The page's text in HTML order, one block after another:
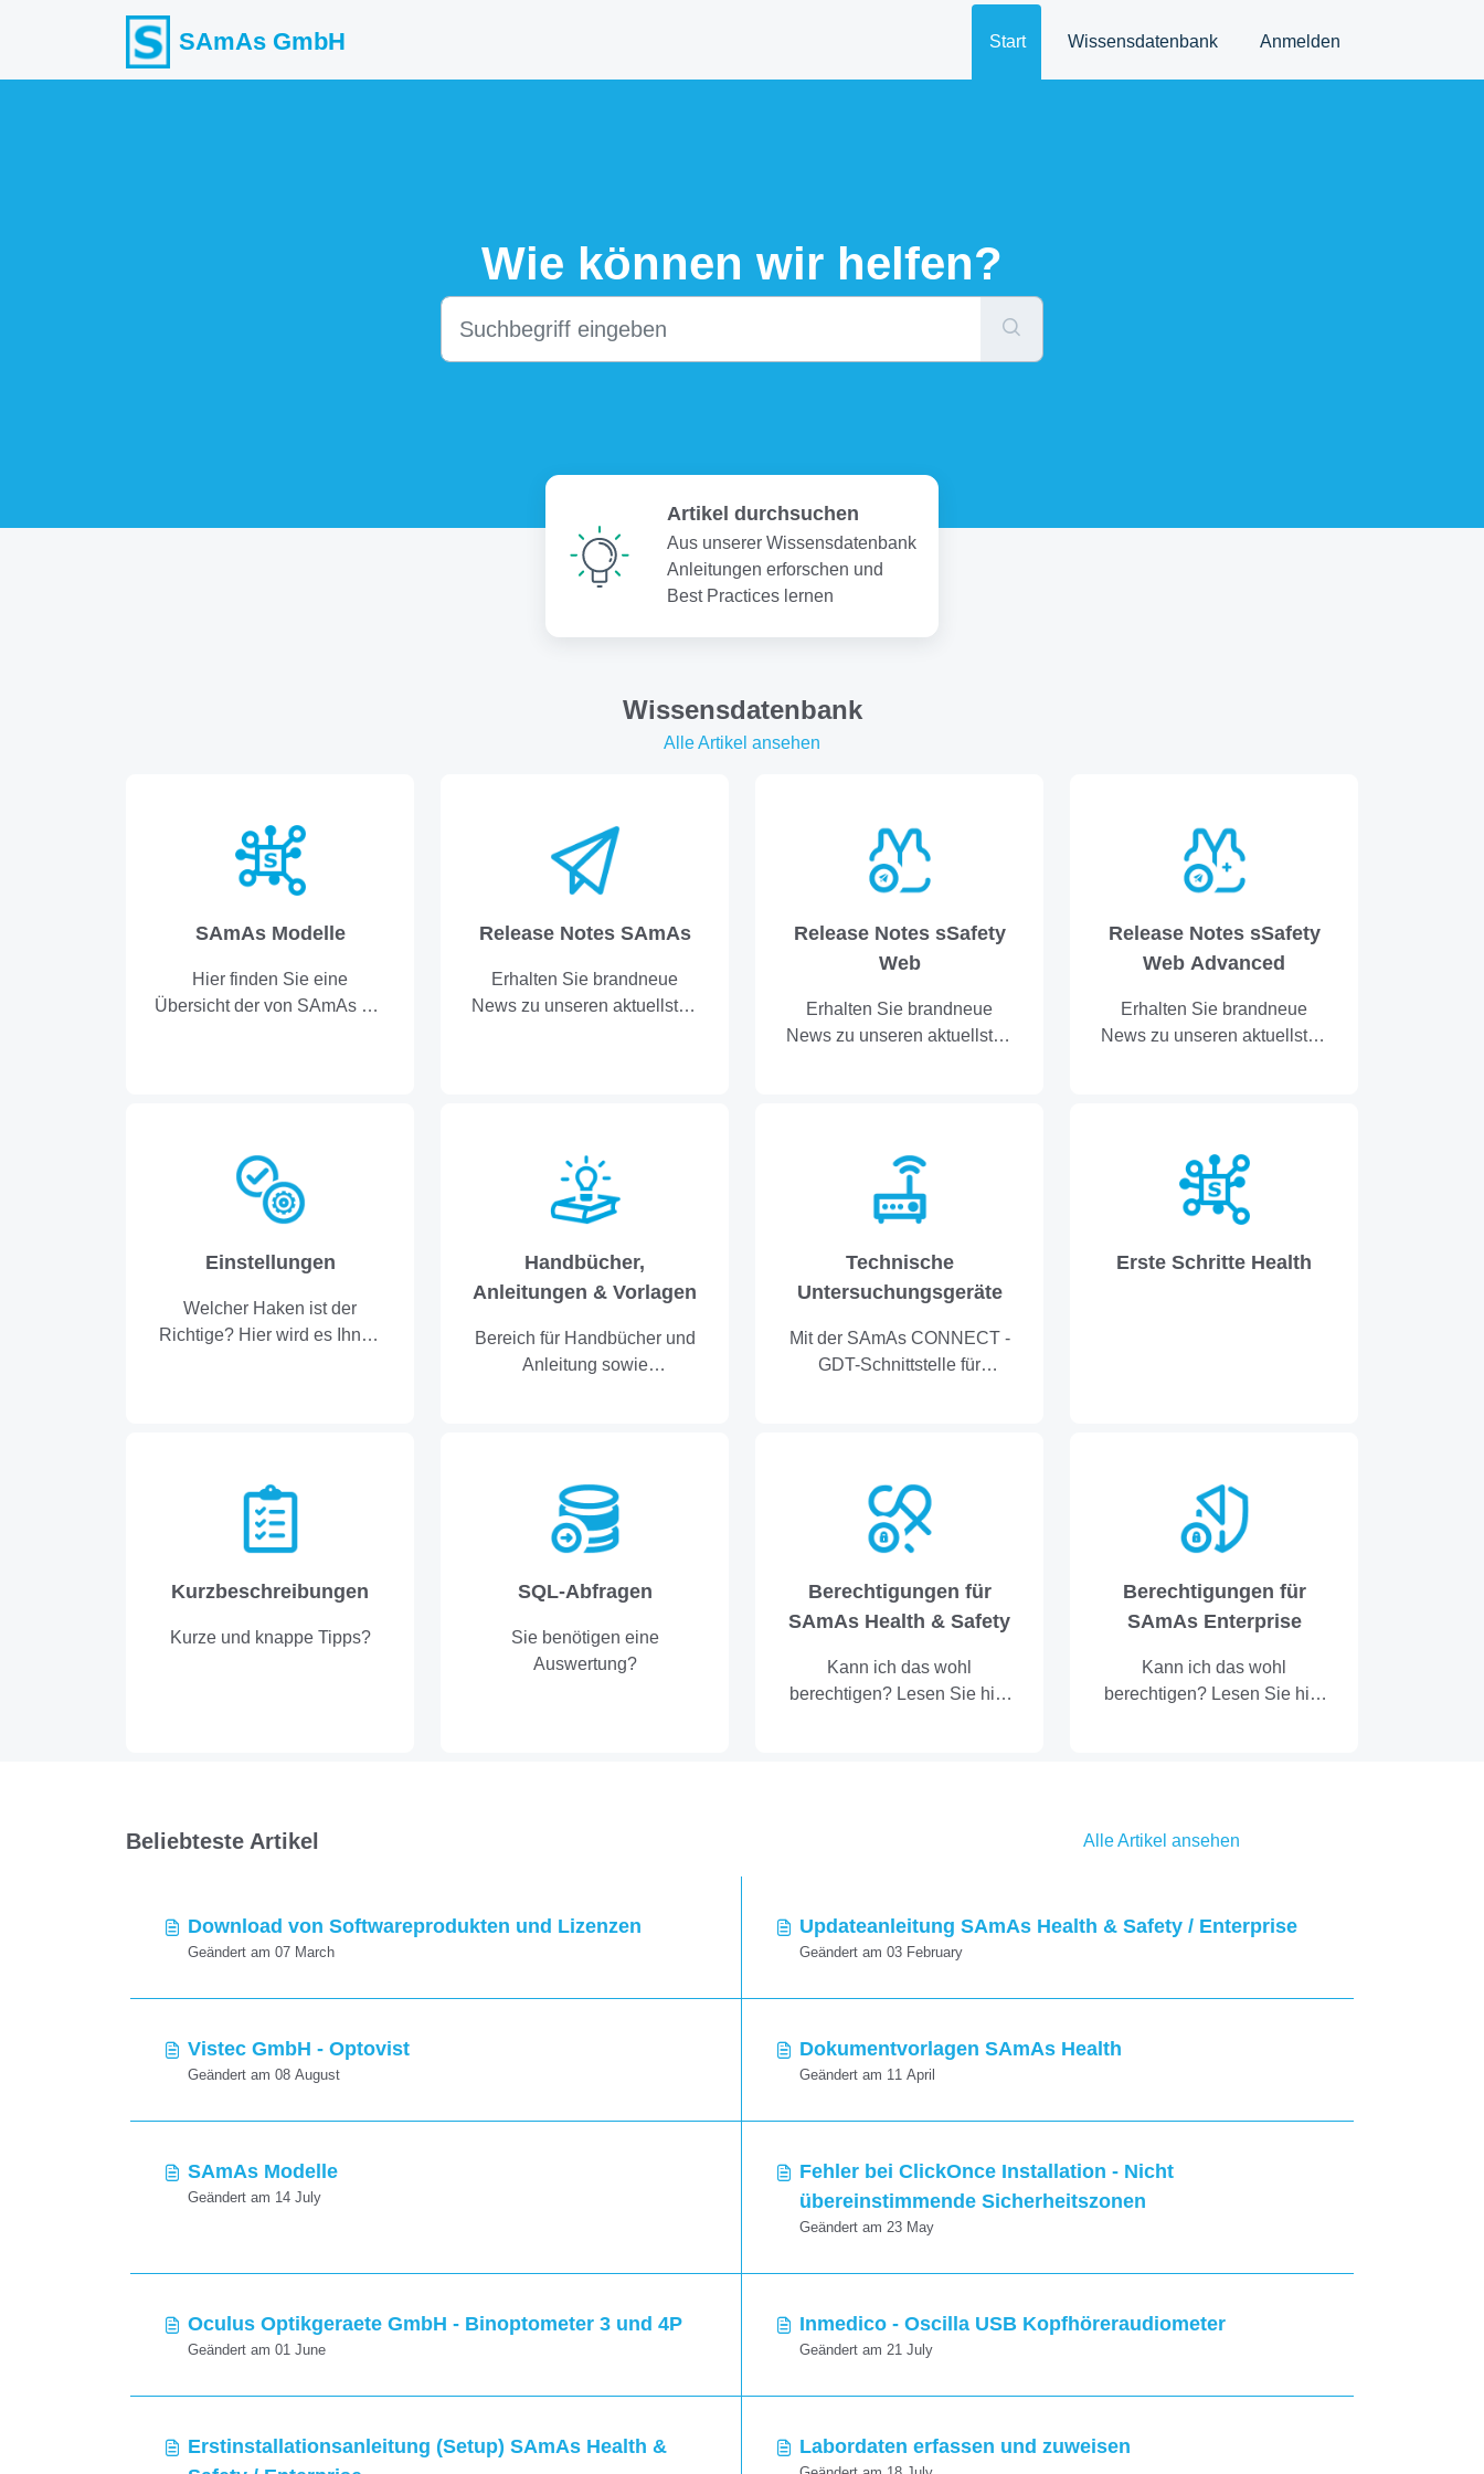
SAmAs GmbH Start Wissensdatenbank Anmelden
Wie können wir helfen?
Artikel durchsuchen
Aus unserer Wissensdatenbank
Anleitungen erforschen und
Best Practices lernen
Wissensdatenbank
Alle Artikel ansehen
SAmAs Modelle
Hier finden Sie eine
Übersicht der von SAmAs zur
Release Notes SAmAs
Erhalten Sie brandneue
News zu unseren aktuellsten
Release Notes sSafety
Web
Erhalten Sie brandneue
News zu unseren aktuellsten
Release Notes sSafety
Web Advanced
Erhalten Sie brandneue
News zu unseren aktuellsten
Einstellungen
Welcher Haken ist der
Richtige? Hier wird es Ihnen
Handbücher,
Anleitungen & Vorlagen
Bereich für Handbücher und
Anleitung sowie
Technische
Untersuchungsgeräte
Mit der SAmAs CONNECT -
GDT-Schnittstelle für
Bereich finden Sie somit die
derzeit unterstützen
Geräteschnittstellen.
Erste Schritte Health
Kurzbeschreibungen
Kurze und knappe Tipps?
SQL-Abfragen
Sie benötigen eine
Auswertung?
Berechtigungen für
SAmAs Health & Safety
Kann ich das wohl
berechtigen? Lesen Sie hier
Berechtigungen für
SAmAs Enterprise
Kann ich das wohl
berechtigen? Lesen Sie hier
Beliebteste Artikel Alle Artikel ansehen
Download von Softwareprodukten und Lizenzen
Geändert am 07 March
Updateanleitung SAmAs Health & Safety / Enterprise
Geändert am 03 February
Vistec GmbH - Optovist
Geändert am 08 August
Dokumentvorlagen SAmAs Health
Geändert am 11 April
SAmAs Modelle
Geändert am 14 July
Fehler bei ClickOnce Installation - Nicht
übereinstimmende Sicherheitszonen
Geändert am 23 May
Oculus Optikgeraete GmbH - Binoptometer 3 und 4P
Geändert am 01 June
Inmedico - Oscilla USB Kopfhöreraudiometer
Geändert am 21 July
Erstinstallationsanleitung (Setup) SAmAs Health &
Labordaten erfassen und zuweisen